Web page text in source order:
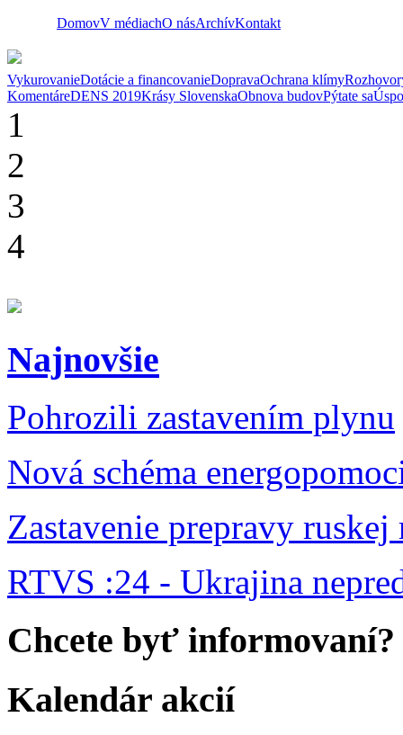
DomovV médiachO násArchívKontakt
VykurovanieDotácie a financovanieDopravaOchrana klímy
KomentáreDENS 2019Krásy SlovenskaObnova budovPýtate sa
1
2
3
4
Najnovšie
Pohrozili zastavením plynu
Nová schéma
Zastavenie prepravy
RTVS :24 - Ukrajina
Chcete byť informovaní?
Kalendár akcií